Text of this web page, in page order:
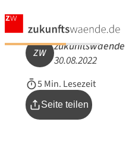
ZW
zukunftswaende
30.08.2022
5 Min. Lesezeit
Seite teilen